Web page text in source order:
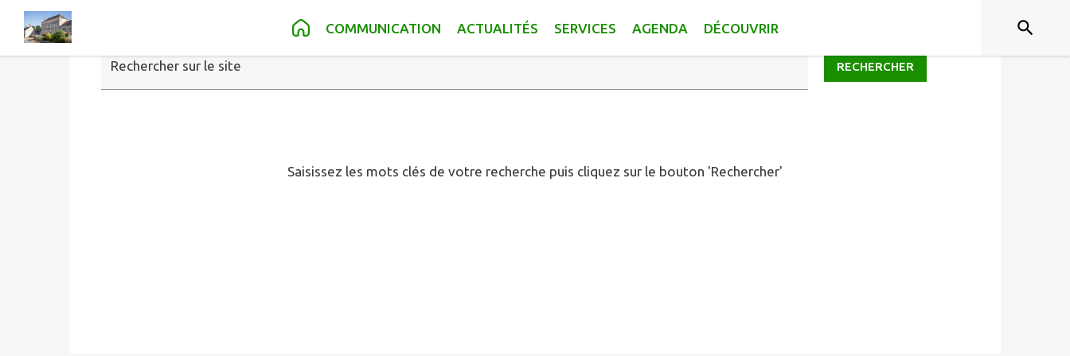
Contenu Pied de page COMMUNICATION ACTUALITÉS SERVICES AGENDA DÉCOUVRIR
Rechercher sur le site RECHERCHER
Saisissez les mots clés de votre recherche puis cliquez sur le bouton 'Rechercher'